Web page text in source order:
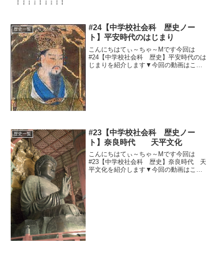
歴史一覧
#24【中学校社会科 歴史ノー
ト】平安時代のはじまり
こんにちはてぃ～ちゃ～Mです今回は
#24【中学校社会科 歴史】平安時代のは
じまりを紹介します▼今回の動画はこち
歴史一覧
#23【中学校社会科 歴史ノー
ト】奈良時代 天平文化
こんにちはてぃ～ちゃ～Mです今回は
#23【中学校社会科 歴史】奈良時代 天
平文化を紹介します▼今回の動画はこち